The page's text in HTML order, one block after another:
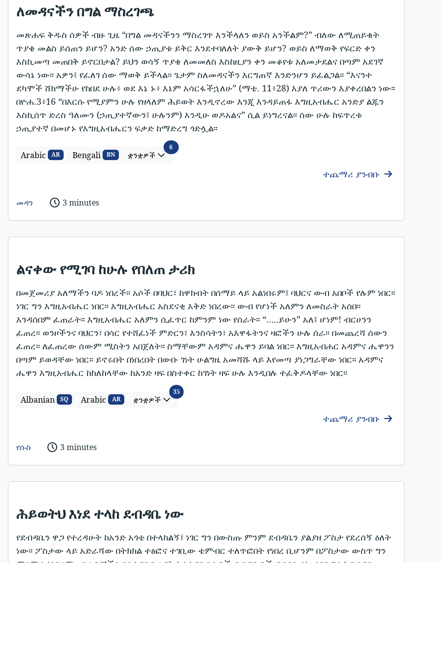
ለመዳናችን በግል ማስረገጫ
መጽሐፍ ቅዱስ ሰዎች ብዙ ጊዜ “በግል መዳናችንን ማስረገጥ እንችላለን ወይስ አንችልም?” ብለው ለሚጠይቁት
ጥያቄ መልስ ይሰጠን ይሆን? አንድ ሰው ኃጢያቱ ይቅር እንደተባለለት ያውቅ ይሆን? ወይስ ለማወቅ የፍርድ ቀን
እስኪመጣ መጠበቅ ይኖርበታል? ይህን ወሳኝ ጥያቄ ለመመለስ እስከዚያን ቀን መቆየቱ አለመታደልና በጣም አደገኛ
ውሳኔ ነው፡፡ አዎን፤ የፈለገ ሰው ማወቅ ይችላል፡፡ ጌታም ስለመዳናችን እርግጠኛ እንድንሆን ይፈልጋል፡፡ “እናንተ
ደካሞች ሸክማችሁ የከበደ ሁሉ፥ ወደ እኔ ኑ፥ እኔም አሳርፋችኋለሁ” (ማቴ. 11፥28) እያለ ጥሪውን እያቀረበልን ነው፡፡
በዮሐ.3፥16 “በእርሱ የሚያምን ሁሉ የዘላለም ሕይወት እንዲኖረው እንጂ እንዳይጠፋ እግዚአብሔር አንድያ ልጁን
እስኪሰጥ ድረስ ዓለሙን (ኃጢያተኛውን፤ ሁሉንም) እንዲሁ ወዶአልና” ሲል ይነግረናል፡፡ ሰው ሁሉ ከፍጥረቱ
ኃጢያተኛ በመሆኑ የእግዚአብሔርን ፍቃድ ከማድረግ ጎድሏል፡፡
Arabic AR Bengali BN ቋንቋዎች
6ቋንቋዎች
ተጨማሪ ያንብቡ
መዳን 3 minutes
ልናቀው የሚገባ ከሁሉ የበለጠ ታሪክ
በመጀመሪያ አለማችን ባዶ ነበረች፡፡ አሶች በባህር፣ ከዋክብት በሰማይ ላይ አልነበሩም፤ ባህርና ውብ አበቦች የሉም ነበር፡፡
ነገር ግን እግዚአብሔር ነበር፡፡ እግዚአብሔር አስደናቂ እቅድ ነበረው፡፡ ውብ የሆነች አለምን ለመስራት አሰበ፡፡
እንዳሰበም ፈጠራት፡፡ እግዚአብሔር አለምን ሲፈጥር ከምንም ነው የሰራት፡፡ “…..ይሁን” አለ፤ ሆነም! ብርሀንን
ፈጠረ፡፡ ወንዞችንና ባህርን፣ በሳር የተሸፈነች ምድርን፣ እንስሳትን፣ አእዋፋትንና ዛፎችን ሁሉ ሰራ፡፡ በመጨረሻ ሰውን
ፈጠረ፡፡ ለፈጠረው ሰውም ሚስትን አበጀለት፡፡ ስማቸውም አዳምና ሔዋን ይባል ነበር፡፡ እግዚአብሐር አዳምና ሔዋንን
በጣም ይወዳቸው ነበር፡፡ ይኖሩበት በነበረበት በውቡ ገነት ሁልግዜ አመሻሹ ላይ እየመጣ ያነጋግራቸው ነበር፡፡ አዳምና
ሔዋን እግዚአብሔር ከከለከላቸው ከአንድ ዛፍ በስተቀር ከገነት ዛፍ ሁሉ እንዲበሉ ተፈቅዶላቸው ነበር፡፡
Albanian SQ Arabic AR ቋንቋዎች
35ቋንቋዎች
ተጨማሪ ያንብቡ
የሱስ 3 minutes
ሕይወትህ እነደ ተላከ ደብዳቤ ነው
የደብዳቤን ዋጋ የተረዳሁት ከአንድ አጎቴ በተላከልኝ፤ ነገር ግን በውስጡ ምንም ደብዳቤን ያልያዘ ፖስታ የደረሰኝ ዕለት
ነው፡፡ ፖስታው ላይ አድራሻው በትክክል ተፅፎና ተገቢው ቴምብር ተለጥፎበት የነበረ ቢሆንም በፖስታው ውስጥ ግን
ምንም አልነበረም፡፡ ብዙዎቻችን በተለያዩ ጊዜያት ከተለያዩ ቦታዎች ደብዳቤዎች ይደርሱናል፡፡ ነገር ግን ከደብዳቤ